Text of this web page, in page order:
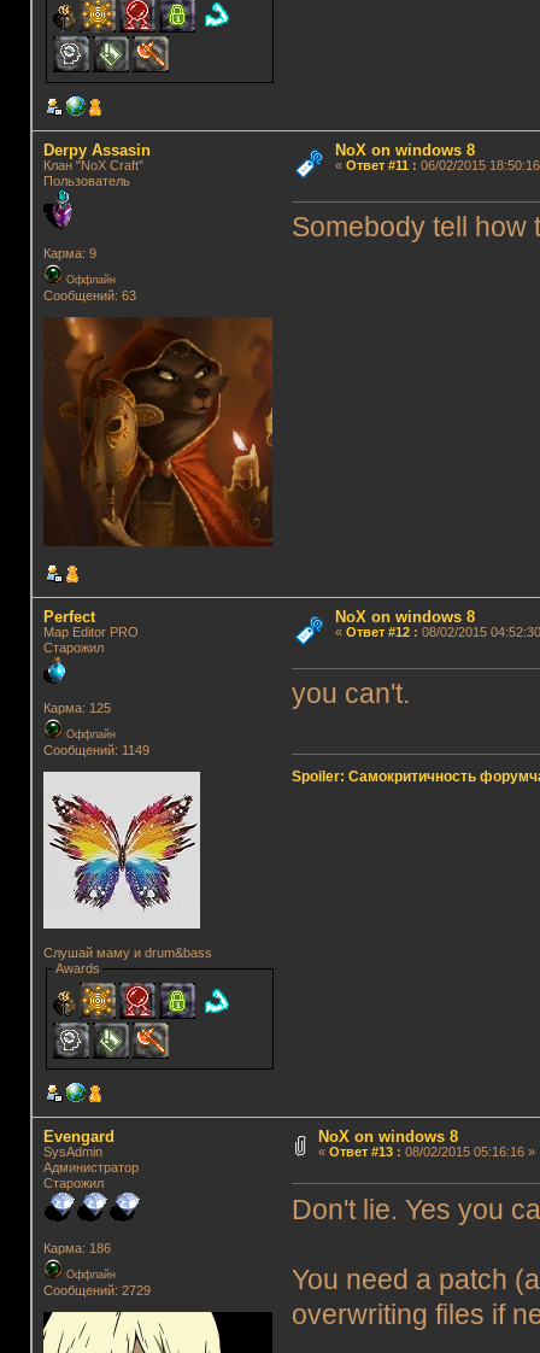
Derpy Assasin
Клан "NoX Craft"
Пользователь
Карма: 9
Оффлайн
Сообщений: 63
NoX on windows 8
« Ответ #11 : 06/02/2015
Somebody tell how
Perfect
Map Editor PRO
Старожил
Карма: 125
Оффлайн
Сообщений: 1149
Слушай маму и drum&bass
Awards
NoX on windows 8
« Ответ #12: 08/02/2015
you can't.
Spoiler: Самокритичность
Evengard
SysAdmin
Администратор
Старожил
Карма: 186
Оффлайн
Сообщений: 2729
NoX on windows 8
« Ответ #13: 08/02/2015 05:16:16 »
Don't lie. Yes you
You need a patch
overwriting files if